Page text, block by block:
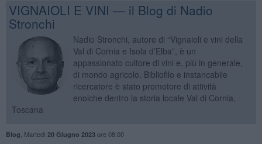
VIGNAIOLI E VINI — il Blog di Nadio
Stronchi
Nadio Stronchi, autore di “Vignaioli e vini della
Val di Cornia e Isola d’Elba”, è un
appassionato cultore di vini e, più in generale,
di mondo agricolo. Bibliofilo e instancabile
ricercatore è stato promotore di attività
enoiche dentro la storia locale Val di Cornia,
Toscana
Blog Martedì 20 Giugno 2023ore 08:00